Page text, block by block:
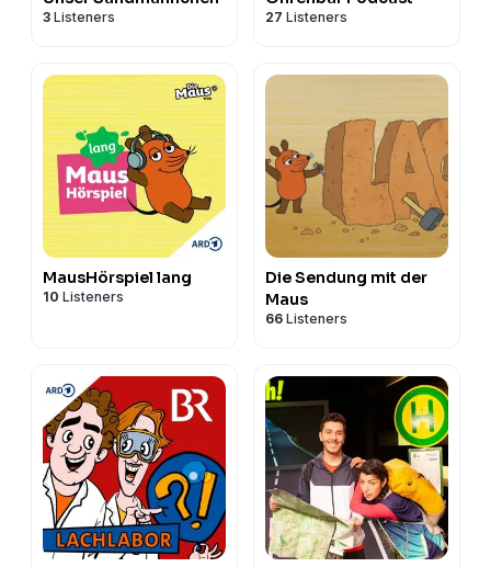
3 Listeners 27 Listeners
MausHörspiel lang
10 Listeners
Die Sendung mit der
Maus
66 Listeners